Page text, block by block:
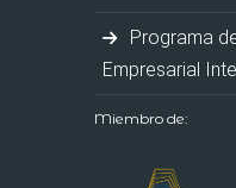
Programa
Empresarial
Miembro de: